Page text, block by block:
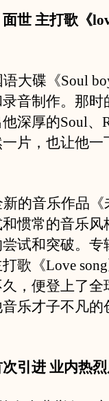
主打歌《
碟《Soul
音制作。那时
深厚的Soul、
片，也让他一
的音乐作品《
惯常的音乐风
试和突破。专
歌《Love
，便登上了全
乐才子不凡的
引进 业内热烈